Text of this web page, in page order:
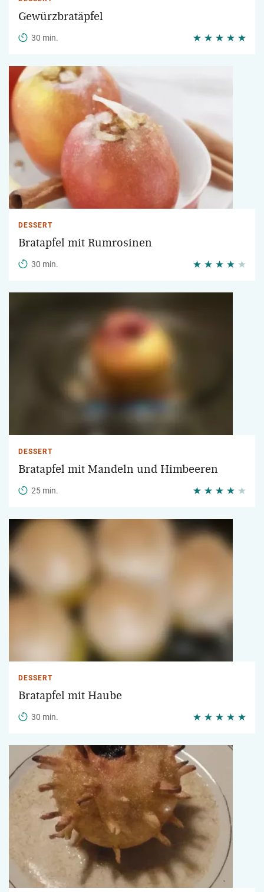
Gewürzbratäpfel
30 min.
DESSERT
Bratapfel mit Rumrosinen
30 min.
DESSERT
Bratapfel mit Mandeln und Himbeeren
25 min.
DESSERT
Bratapfel mit Haube
30 min.